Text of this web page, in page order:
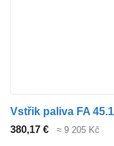
380,17 € ≈ 9 205 Kč